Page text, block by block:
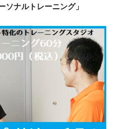
ソナルトレーニング」